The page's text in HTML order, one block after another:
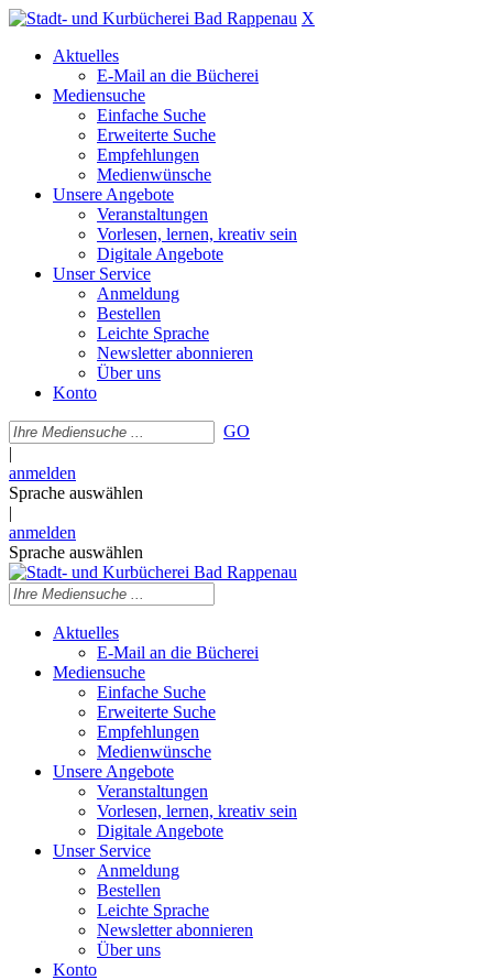
X
Aktuelles
E-Mail an die Bücherei
Mediensuche
Einfache Suche
Erweiterte Suche
Empfehlungen
Medienwünsche
Unsere Angebote
Veranstaltungen
Vorlesen, lernen, kreativ sein
Digitale Angebote
Unser Service
Anmeldung
Bestellen
Leichte Sprache
Newsletter abonnieren
Über uns
Konto
GO
|
anmelden
Sprache auswählen
|
anmelden
Sprache auswählen
Aktuelles
E-Mail an die Bücherei
Mediensuche
Einfache Suche
Erweiterte Suche
Empfehlungen
Medienwünsche
Unsere Angebote
Veranstaltungen
Vorlesen, lernen, kreativ sein
Digitale Angebote
Unser Service
Anmeldung
Bestellen
Leichte Sprache
Newsletter abonnieren
Über uns
Konto